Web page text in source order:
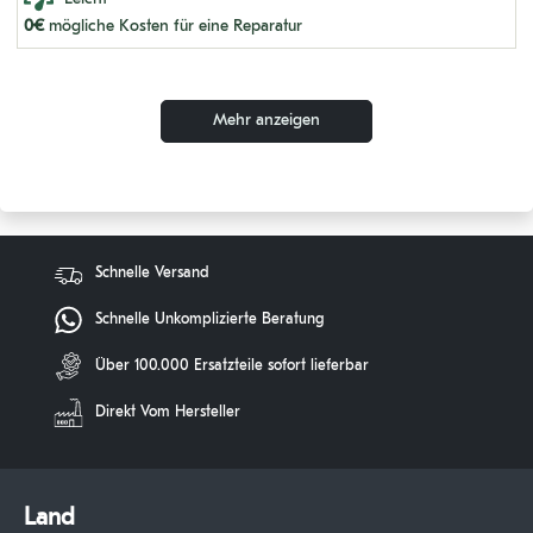
SOLAR 130 LC-V LONG
DX420 LC SERIE 5001-5338
DH200
DH10
DH180 LC
DH110
0€mögliche Kosten für eine Reparatur
Mehr anzeigen
Schnelle Versand
Schnelle Unkomplizierte Beratung
Über 100.000 Ersatzteile sofort lieferbar
Direkt Vom Hersteller
Land